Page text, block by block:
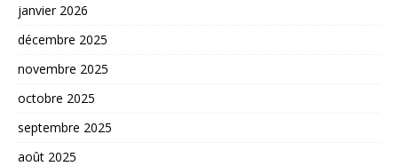
janvier 2026
décembre 2025
novembre 2025
octobre 2025
septembre 2025
août 2025